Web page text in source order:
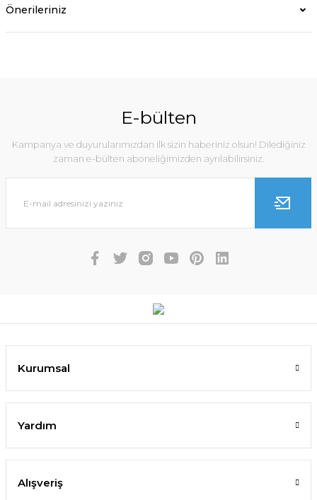
Önerileriniz
E-bülten
Kampanya ve duyurularımızdan ilk sizin haberiniz olsun! Dilediğiniz
zaman e-bülten aboneliğimizden ayrılabilirsiniz.
Kurumsal
Yardım
Alışveriş